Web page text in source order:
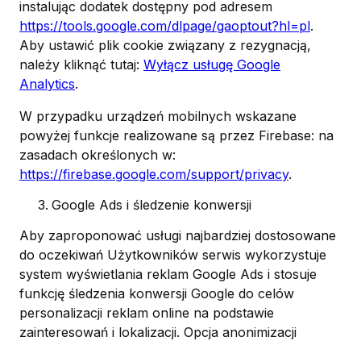
instalując dodatek dostępny pod adresem
https://tools.google.com/dlpage/gaoptout?hl=pl.
Aby ustawić plik cookie związany z rezygnacją,
należy kliknąć tutaj: Wyłącz usługę Google
Analytics.
W przypadku urządzeń mobilnych wskazane
powyżej funkcje realizowane są przez Firebase: na
zasadach określonych w:
https://firebase.google.com/support/privacy.
Google Ads i śledzenie konwersji
Aby zaproponować usługi najbardziej dostosowane
do oczekiwań Użytkowników serwis wykorzystuje
system wyświetlania reklam Google Ads i stosuje
funkcję śledzenia konwersji Google do celów
personalizacji reklam online na podstawie
zainteresowań i lokalizacji. Opcja anonimizacji